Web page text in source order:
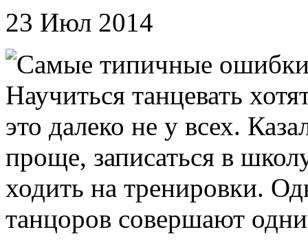
23 Июл 2014
Научиться танцевать
это далеко не у всех.
проще, записаться в
ходить на тренировки.
танцоров совершают